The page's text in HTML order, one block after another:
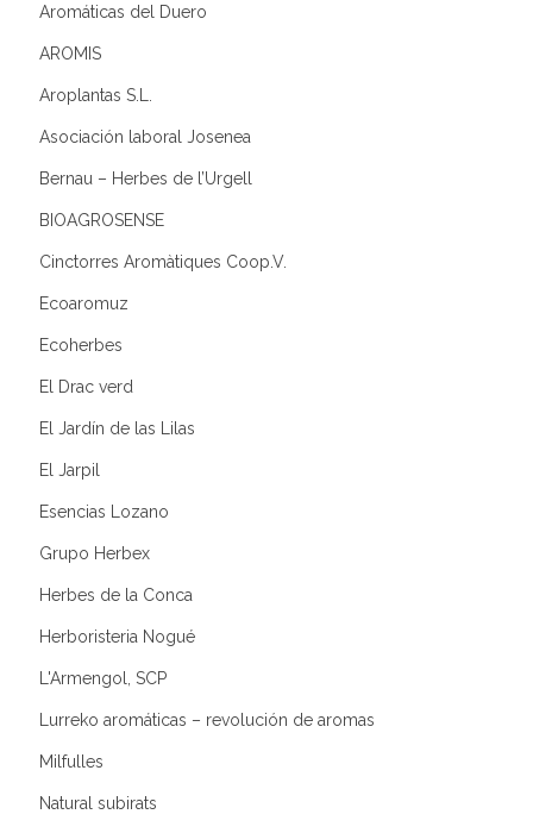
Aromáticas del Duero
AROMIS
Aroplantas S.L.
Asociación laboral Josenea
Bernau – Herbes de l’Urgell
BIOAGROSENSE
Cinctorres Aromàtiques Coop.V.
Ecoaromuz
Ecoherbes
El Drac verd
El Jardín de las Lilas
El Jarpil
Esencias Lozano
Grupo Herbex
Herbes de la Conca
Herboristeria Nogué
L'Armengol, SCP
Lurreko aromáticas – revolución de aromas
Milfulles
Natural subirats